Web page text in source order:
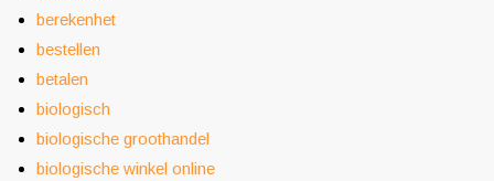
berekenhet
bestellen
betalen
biologisch
biologische groothandel
biologische winkel online